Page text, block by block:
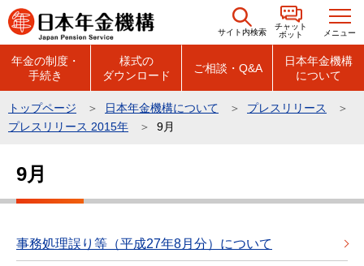
こ
の
の
す
サイト内検索
チャット
ボット
メニュー
年金の制度・
手続き
様式の
ダウンロード
ご相談・Q&A
日本年金機構
について
トップページ 日本年金機構について
プレスリリース
プレスリリース 2015年
9月
こ
9月
事務処理誤り等（平成27年8月分）について